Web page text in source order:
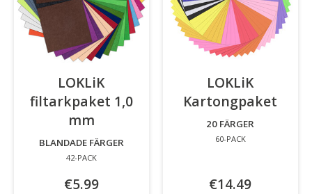
LOKLiK
filtarkpaket 1,0
mm
BLANDADE FÄRGER
42-PACK
€5.99
LOKLiK
Kartongpaket
20 FÄRGER
60-PACK
€14.49